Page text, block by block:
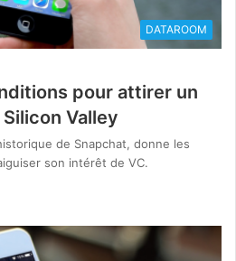
DATAROOM
pour attirer un
Valley
de Snapchat, donne les
son intérêt de VC.